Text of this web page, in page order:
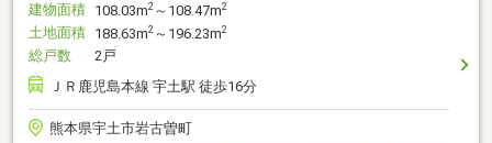
建物面積 108.03m2 ～108.47m2
土地面積 188.63m2 ～196.23m2
総戸数
2戸
ＪＲ鹿児島本線 宇土駅 徒歩16分
熊本県宇土市岩古曽町